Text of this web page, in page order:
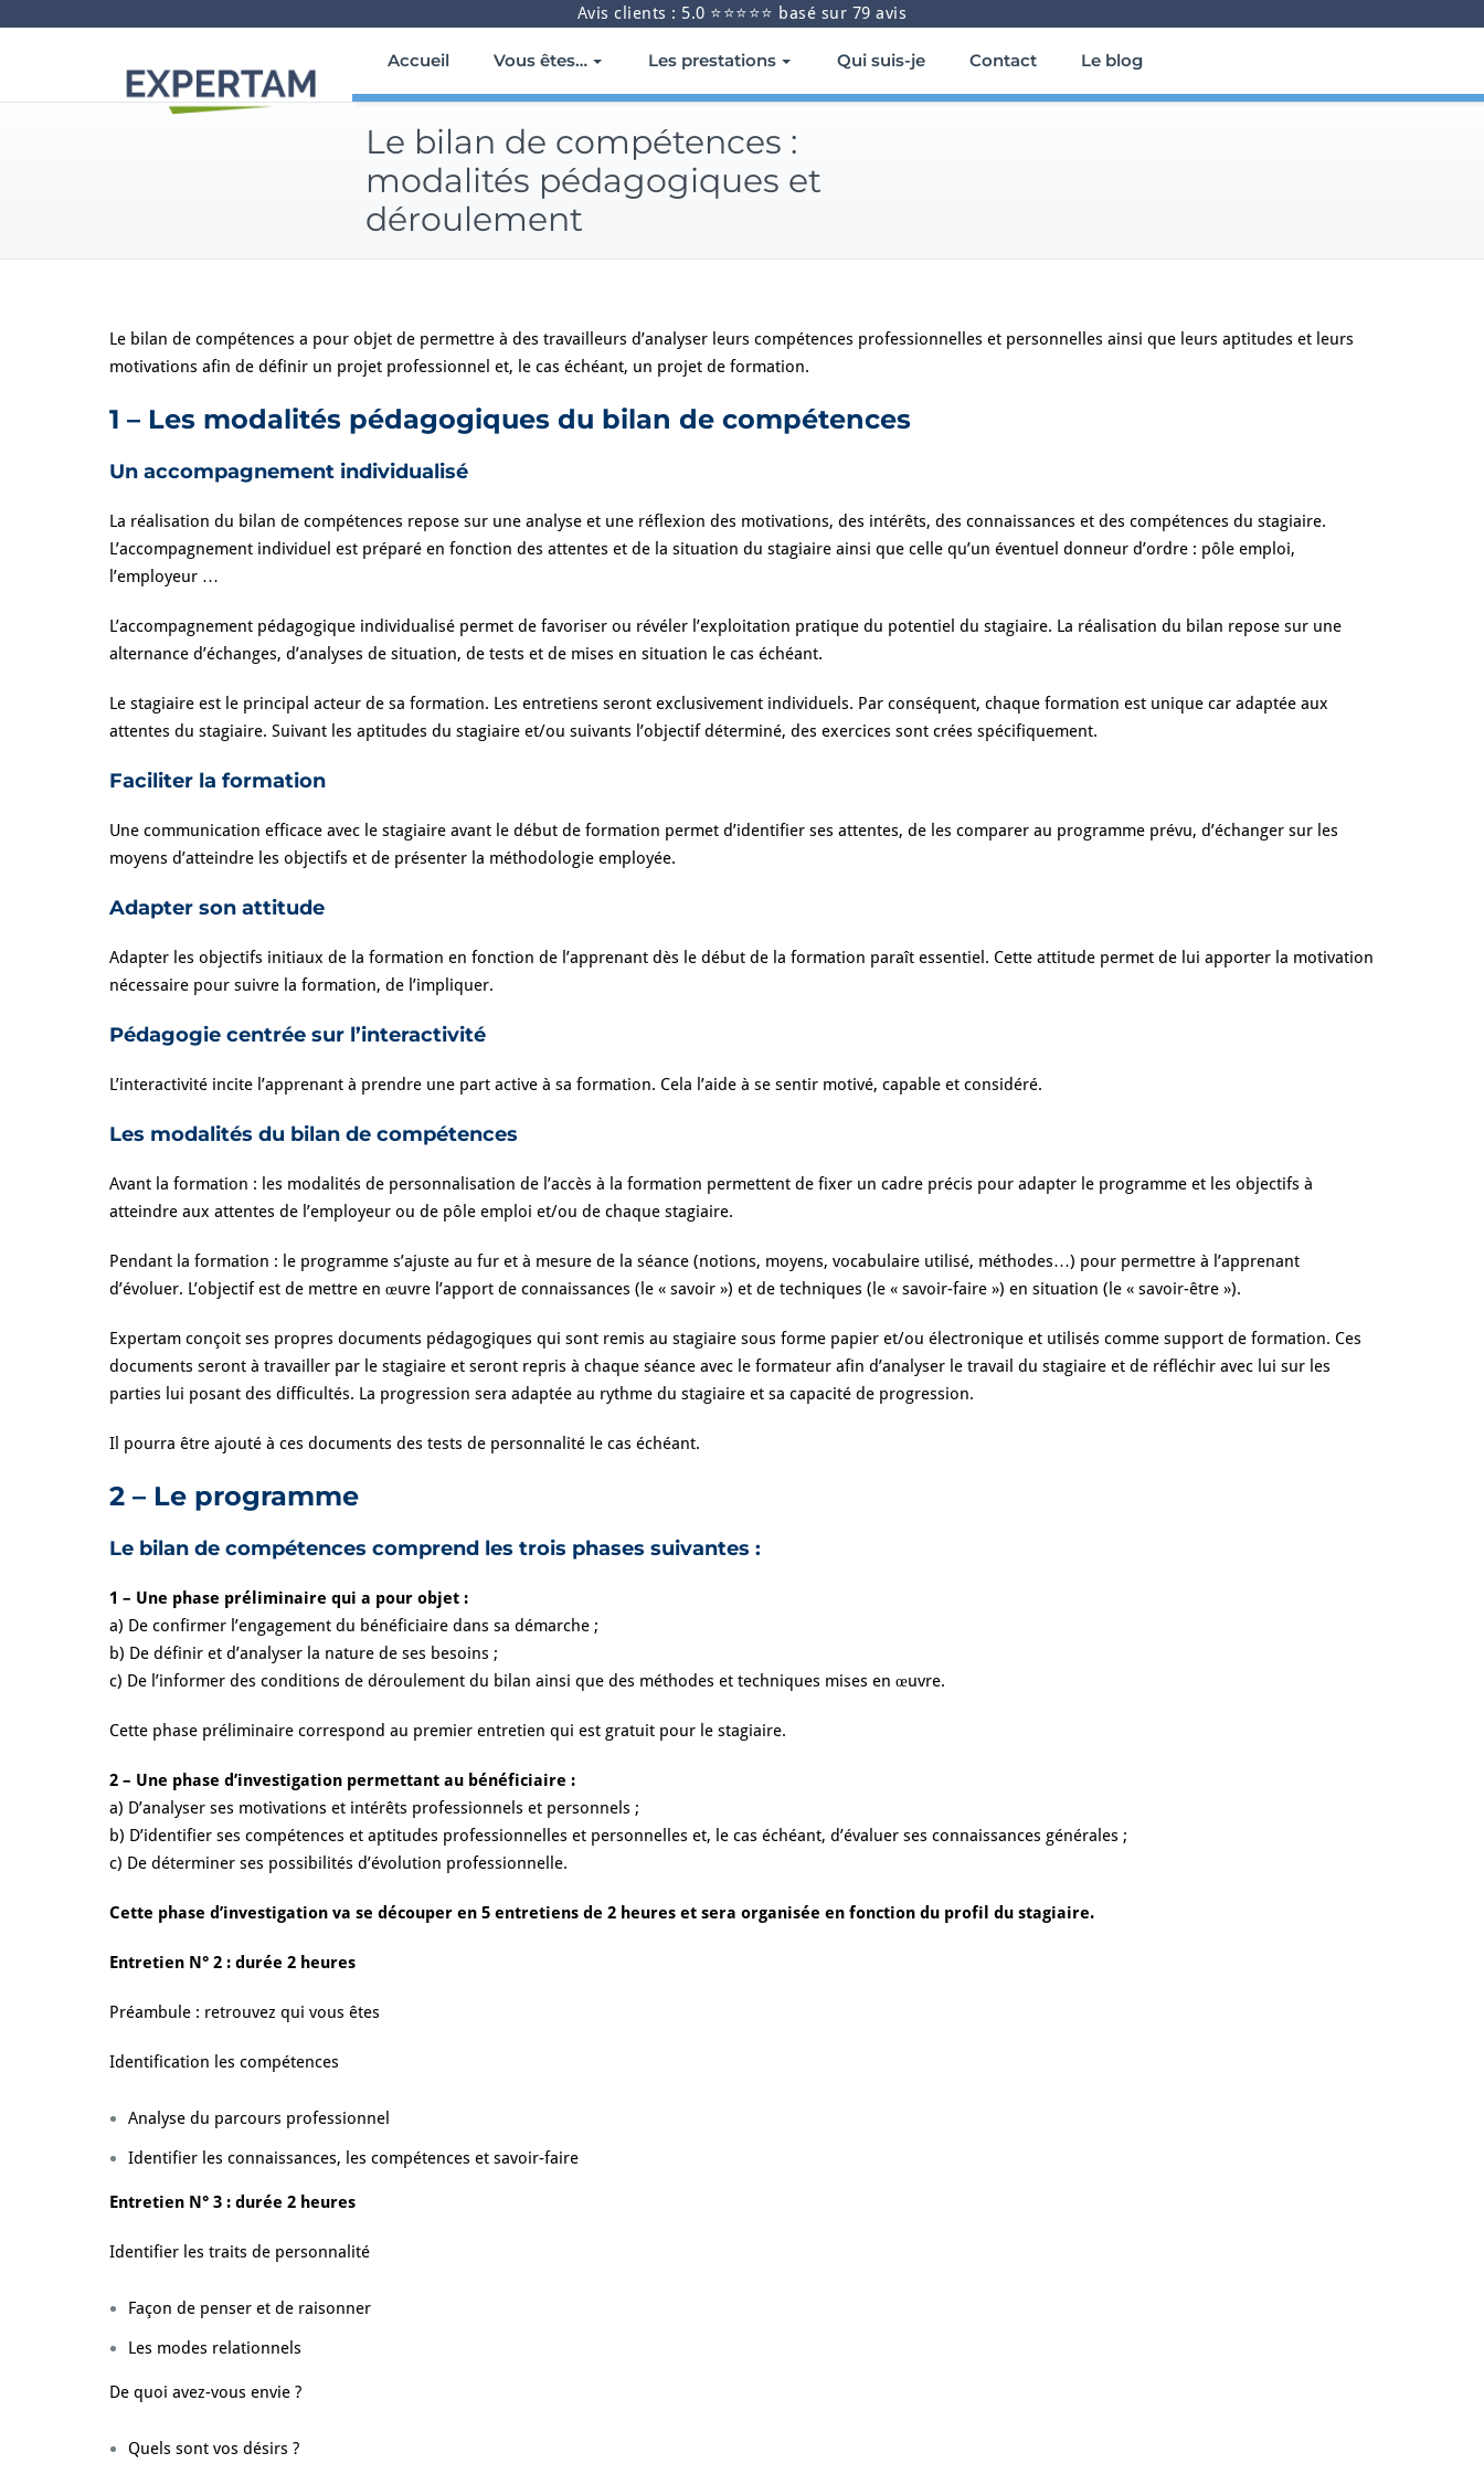
Avis clients : 5.0 ⭐⭐⭐⭐⭐ basé sur 79 avis
content
Accueil Vous êtes… Les prestations Qui suis-je Contact Le blog
Le bilan de compétences :
modalités pédagogiques et
déroulement
Le bilan de compétences a pour objet de permettre à des travailleurs d’analyser leurs compétences professionnelles et personnelles ainsi que leurs aptitudes et leurs
motivations afin de définir un projet professionnel et, le cas échéant, un projet de formation.
1 – Les modalités pédagogiques du bilan de compétences
Un accompagnement individualisé
La réalisation du bilan de compétences repose sur une analyse et une réflexion des motivations, des intérêts, des connaissances et des compétences du stagiaire.
L’accompagnement individuel est préparé en fonction des attentes et de la situation du stagiaire ainsi que celle qu’un éventuel donneur d’ordre : pôle emploi,
l’employeur …
L’accompagnement pédagogique individualisé permet de favoriser ou révéler l’exploitation pratique du potentiel du stagiaire. La réalisation du bilan repose sur une
alternance d’échanges, d’analyses de situation, de tests et de mises en situation le cas échéant.
Le stagiaire est le principal acteur de sa formation. Les entretiens seront exclusivement individuels. Par conséquent, chaque formation est unique car adaptée aux
attentes du stagiaire. Suivant les aptitudes du stagiaire et/ou suivants l’objectif déterminé, des exercices sont crées spécifiquement.
Faciliter la formation
Une communication efficace avec le stagiaire avant le début de formation permet d’identifier ses attentes, de les comparer au programme prévu, d’échanger sur les
moyens d’atteindre les objectifs et de présenter la méthodologie employée.
Adapter son attitude
Adapter les objectifs initiaux de la formation en fonction de l’apprenant dès le début de la formation paraît essentiel. Cette attitude permet de lui apporter la motivation
nécessaire pour suivre la formation, de l’impliquer.
Pédagogie centrée sur l’interactivité
L’interactivité incite l’apprenant à prendre une part active à sa formation. Cela l’aide à se sentir motivé, capable et considéré.
Les modalités du bilan de compétences
Avant la formation : les modalités de personnalisation de l’accès à la formation permettent de fixer un cadre précis pour adapter le programme et les objectifs à
atteindre aux attentes de l’employeur ou de pôle emploi et/ou de chaque stagiaire.
Pendant la formation : le programme s’ajuste au fur et à mesure de la séance (notions, moyens, vocabulaire utilisé, méthodes…) pour permettre à l’apprenant
d’évoluer. L’objectif est de mettre en œuvre l’apport de connaissances (le « savoir ») et de techniques (le « savoir-faire ») en situation (le « savoir-être »).
Expertam conçoit ses propres documents pédagogiques qui sont remis au stagiaire sous forme papier et/ou électronique et utilisés comme support de formation. Ces
documents seront à travailler par le stagiaire et seront repris à chaque séance avec le formateur afin d’analyser le travail du stagiaire et de réfléchir avec lui sur les
parties lui posant des difficultés. La progression sera adaptée au rythme du stagiaire et sa capacité de progression.
Il pourra être ajouté à ces documents des tests de personnalité le cas échéant.
2 – Le programme
Le bilan de compétences comprend les trois phases suivantes :
1 – Une phase préliminaire qui a pour objet :
a) De confirmer l’engagement du bénéficiaire dans sa démarche ;
b) De définir et d’analyser la nature de ses besoins ;
c) De l’informer des conditions de déroulement du bilan ainsi que des méthodes et techniques mises en œuvre.
Cette phase préliminaire correspond au premier entretien qui est gratuit pour le stagiaire.
2 – Une phase d’investigation permettant au bénéficiaire :
a) D’analyser ses motivations et intérêts professionnels et personnels ;
b) D’identifier ses compétences et aptitudes professionnelles et personnelles et, le cas échéant, d’évaluer ses connaissances générales ;
c) De déterminer ses possibilités d’évolution professionnelle.
Cette phase d’investigation va se découper en 5 entretiens de 2 heures et sera organisée en fonction du profil du stagiaire.
Entretien N° 2 : durée 2 heures
Préambule : retrouvez qui vous êtes
Identification les compétences
Analyse du parcours professionnel
Identifier les connaissances, les compétences et savoir-faire
Entretien N° 3 : durée 2 heures
Identifier les traits de personnalité
Façon de penser et de raisonner
Les modes relationnels
De quoi avez-vous envie ?
Quels sont vos désirs ?